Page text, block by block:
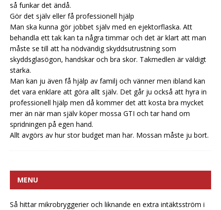
så funkar det ändå.
Gör det själv eller få professionell hjälp
Man ska kunna gör jobbet själv med en ejektorflaska. Att
behandla ett tak kan ta några timmar och det är klart att man
måste se till att ha nödvändig skyddsutrustning som
skyddsglasögon, handskar och bra skor. Takmedlen är väldigt
starka.
Man kan ju även få hjälp av familj och vänner men ibland kan
det vara enklare att göra allt själv. Det går ju också att hyra in
professionell hjälp men då kommer det att kosta bra mycket
mer än när man själv köper mossa GTI och tar hand om
spridningen på egen hand.
Allt avgörs av hur stor budget man har. Mossan måste ju bort.
MENU
Så hittar mikrobryggerier och liknande en extra intäktsström i